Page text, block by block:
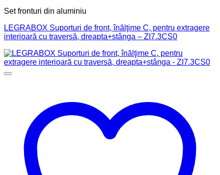
Set fronturi din aluminiu
LEGRABOX Suporturi de front, înălţime C, pentru extragere
interioară cu traversă, dreapta+stânga – ZI7.3CS0